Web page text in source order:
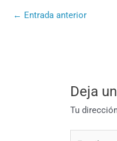
← Entrada anterior
Deja
Tu